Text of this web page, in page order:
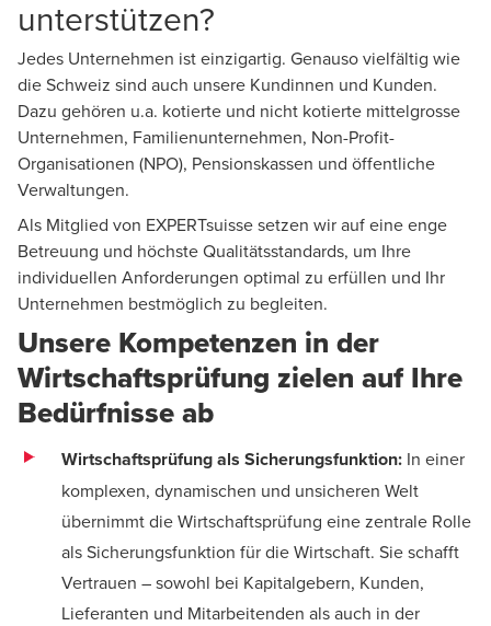
unterstützen?
Jedes Unternehmen ist einzigartig. Genauso vielfältig wie
die Schweiz sind auch unsere Kundinnen und Kunden.
Dazu gehören u.a. kotierte und nicht kotierte mittelgrosse
Unternehmen, Familienunternehmen, Non-Profit-
Organisationen (NPO), Pensionskassen und öffentliche
Verwaltungen.
Als Mitglied von EXPERTsuisse setzen wir auf eine enge
Betreuung und höchste Qualitätsstandards, um Ihre
individuellen Anforderungen optimal zu erfüllen und Ihr
Unternehmen bestmöglich zu begleiten.
Unsere Kompetenzen in der
Wirtschaftsprüfung zielen auf Ihre
Bedürfnisse ab
Wirtschaftsprüfung als Sicherungsfunktion: In einer
komplexen, dynamischen und unsicheren Welt
übernimmt die Wirtschaftsprüfung eine zentrale Rolle
als Sicherungsfunktion für die Wirtschaft. Sie schafft
Vertrauen – sowohl bei Kapitalgebern, Kunden,
Lieferanten und Mitarbeitenden als auch in der